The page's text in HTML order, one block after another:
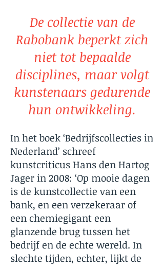
De collectie van de
Rabobank beperkt zich
niet tot bepaalde
disciplines, maar volgt
kunstenaars gedurende
hun ontwikkeling.
In het boek ‘Bedrijfscollecties in
Nederland’ schreef
kunstcriticus Hans den Hartog
Jager in 2008: ‘Op mooie dagen
is de kunstcollectie van een
bank, en een verzekeraar of
een chemiegigant een
glanzende brug tussen het
bedrijf en de echte wereld. In
slechte tijden, echter, lijkt de